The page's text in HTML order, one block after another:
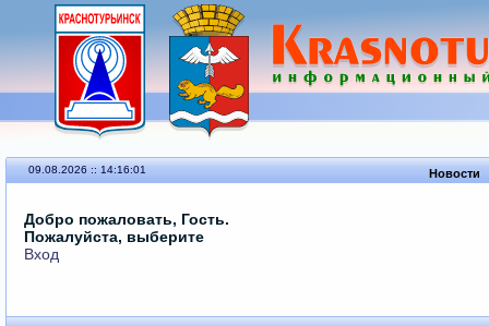
09.08.2026 :: 14:16:01 Новости
Добро пожаловать, Гость.
Пожалуйста, выберите
Вход